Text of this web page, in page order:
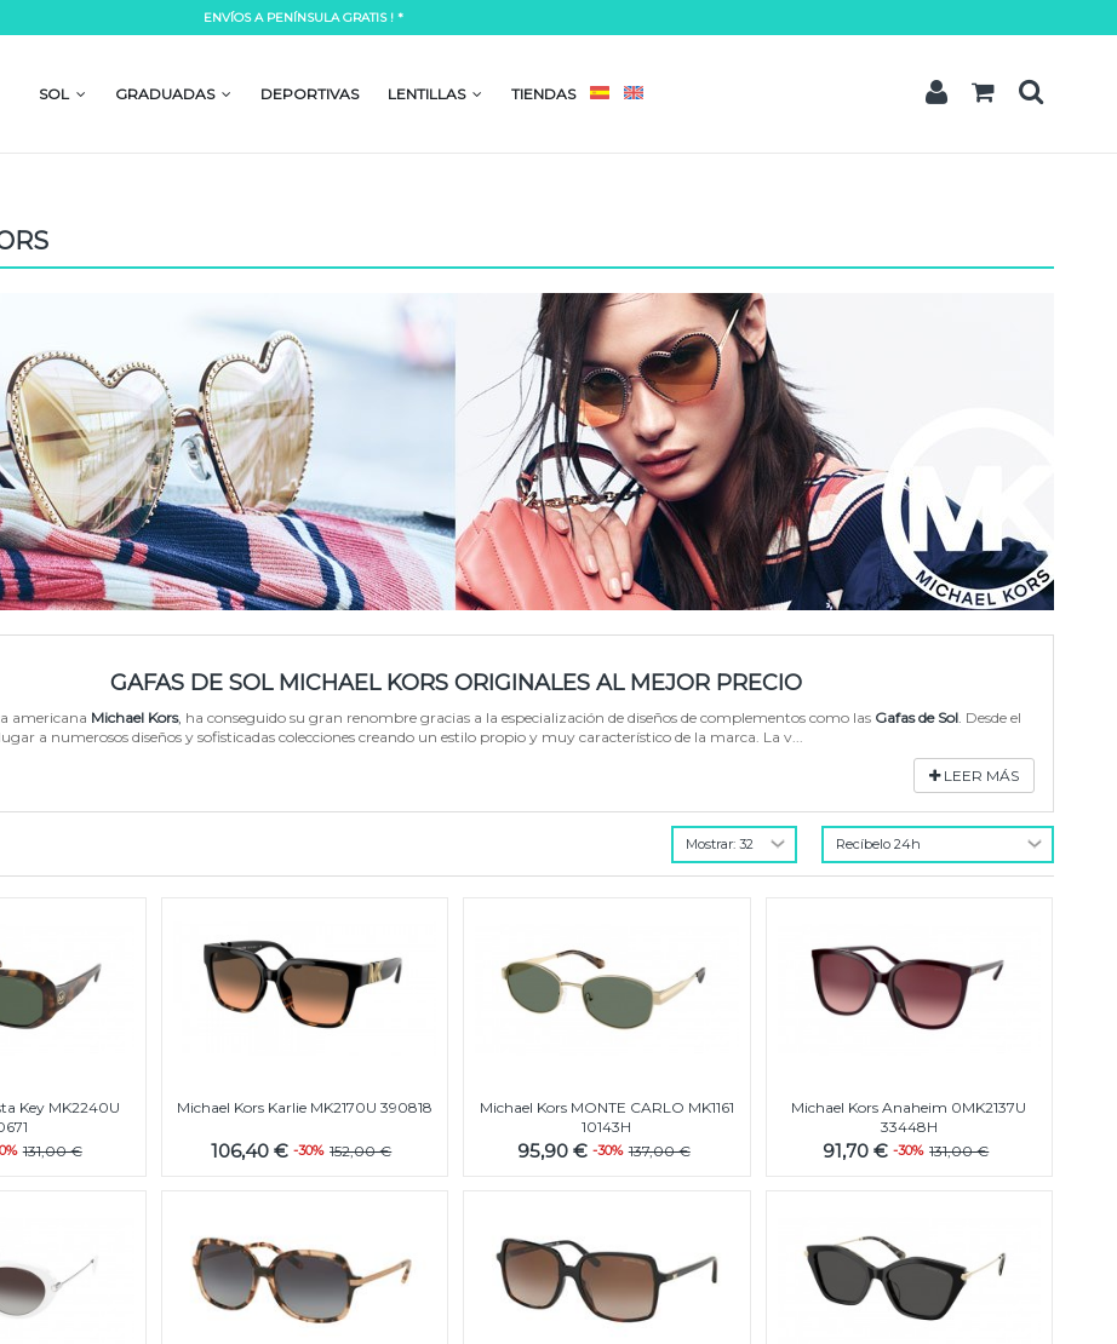
tempor incididunt ut labore et dolore
laboris nisi ut aliquip ex ea commodo
Lorem ipsum dolor sit amet
magna aliqua. Ut enim ad minim veniam, quis nostrud exercitation ullamco laboris nisi ut aliquip ex ea commodo
ENVÍOS A PENÍNSULA GRATIS ! *
SOL GRADUADAS DEPORTIVAS LENTILLAS TIENDAS
GAFAS DE SOL MICHAEL KORS ORIGINALES AL MEJOR PRECIO
americana Michael Kors, ha conseguido su gran renombre gracias a la especialización de diseños de complementos como las Gafas de Sol. Desde el
a numerosos diseños y sofisticadas colecciones creando un estilo propio y muy característico de la marca. La v...
LEER MÁS
Key MK2240U
131,00 €
Michael Kors Karlie MK2170U 390818
106,40 €-30% 152,00 €
Michael Kors MONTE CARLO MK1161
10143H
95,90 € -30% 137,00 €
Michael Kors Anaheim 0MK2137U
33448H
91,70 €-30% 131,00 €